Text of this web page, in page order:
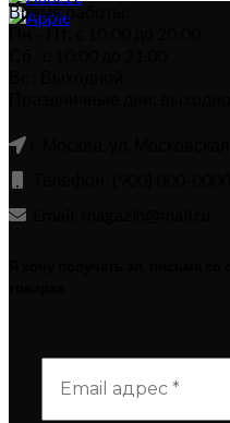
Время работы:
Пн – Пт: с 10:00 до 20:00